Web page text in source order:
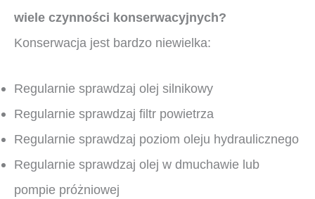
wiele czynności konserwacyjnych?
Konserwacja jest bardzo niewielka:
Regularnie sprawdzaj olej silnikowy
Regularnie sprawdzaj filtr powietrza
Regularnie sprawdzaj poziom oleju hydraulicznego
Regularnie sprawdzaj olej w dmuchawie lub
pompie próżniowej